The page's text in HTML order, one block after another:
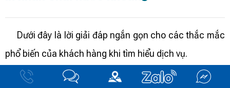
Dưới đây là lời giải đáp ngắn gọn cho các thắc mắc
phổ biến của khách hàng khi tìm hiểu dịch vụ.
Bầu Trời Xanh có nhận in nhãn chai nước khoáng